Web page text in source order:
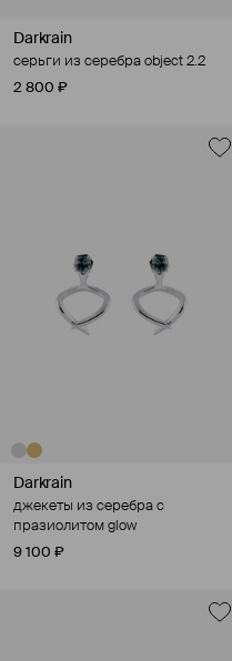
Darkrain
серьги из серебра object 2.2
2 800 ₽
Darkrain
джекеты из серебра с
празиолитом glow
9 100 ₽